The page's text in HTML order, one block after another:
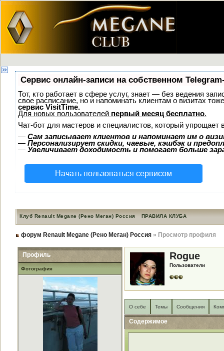
Сервис онлайн-записи на собственном
Тот, кто работает в сфере услуг, знает — без ведения
свое расписание, но и напоминать клиентам о визитах
сервис VisitTime.
Для новых пользователей первый месяц бесплатно.
Чат-бот для мастеров и специалистов, который упрощает
— Сам записывает клиентов и напоминает им о
— Персонализирует скидки, чаевые, кэшбэк и
— Увеличивает доходимость и помогает больше
Начать пользоваться сервисом
Клуб Renault Megane (Рено Меган) Россия ПРАВИЛА КЛУБА
форум Renault Megane (Рено Меган) Россия » Просмотр профиля
Профиль
Фотография
Rogue
Пользователи
О себе Темы Сообщения
Содержимое